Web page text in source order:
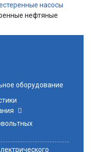
насосы
нефтяные
оборудование